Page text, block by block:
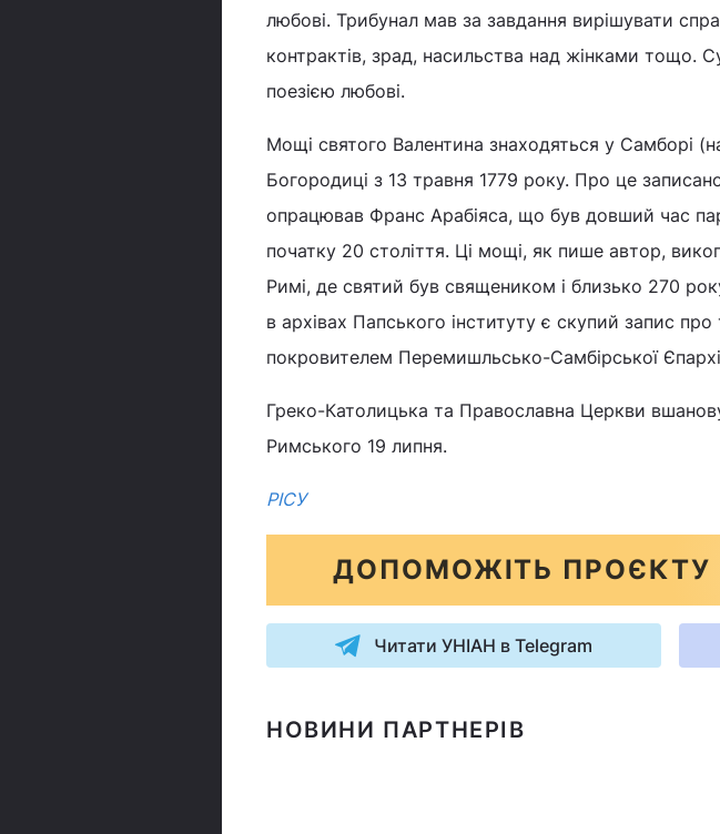
любові. Трибунал мав за завдання вирішувати
контрактів, зрад, насильства над жінками тощо.
поезією любові.
Мощі святого Валентина знаходяться у Самборі
Богородиці з 13 травня 1779 року. Про це
опрацював Франс Арабіяса, що був довший час
початку 20 століття. Ці мощі, як пише автор,
Римі, де святий був священиком і близько 270
в архівах Папського інституту є скупий запис
покровителем Перемишльсько-Самбірської
Греко-Католицька та Православна Церкви
Римського 19 липня.
РІСУ
ДОПОМОЖІТЬ ПРОЄКТУ
Читати УНІАН в Telegram
НОВИНИ ПАРТНЕРІВ